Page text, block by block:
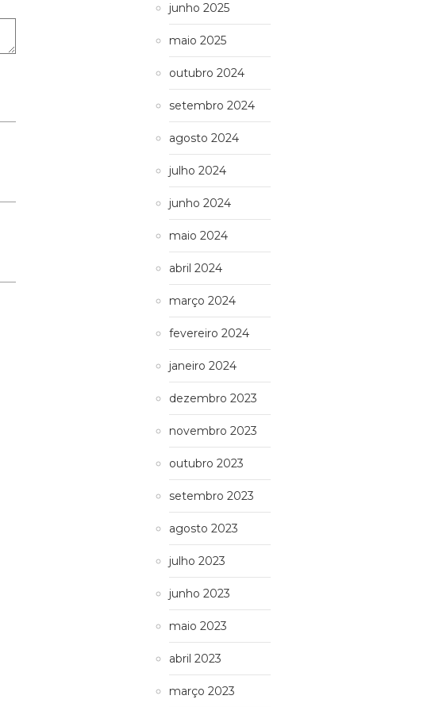
junho 2025
maio 2025
outubro 2024
setembro 2024
agosto 2024
julho 2024
junho 2024
maio 2024
abril 2024
março 2024
fevereiro 2024
janeiro 2024
dezembro 2023
novembro 2023
outubro 2023
setembro 2023
agosto 2023
julho 2023
junho 2023
maio 2023
abril 2023
março 2023